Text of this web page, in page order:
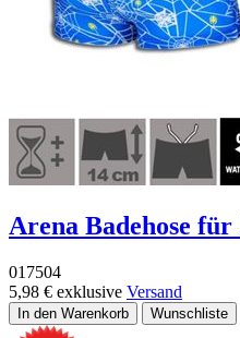
Arena Badehose
017504
5,98 € exklusive Versand